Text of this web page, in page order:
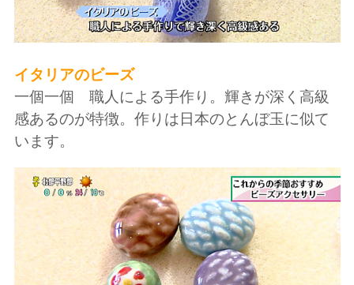
イタリアのビーズ
一個一個 職人による手作り。輝きが深く高級
感あるのが特徴。作りは日本のとんぼ玉に似て
います。